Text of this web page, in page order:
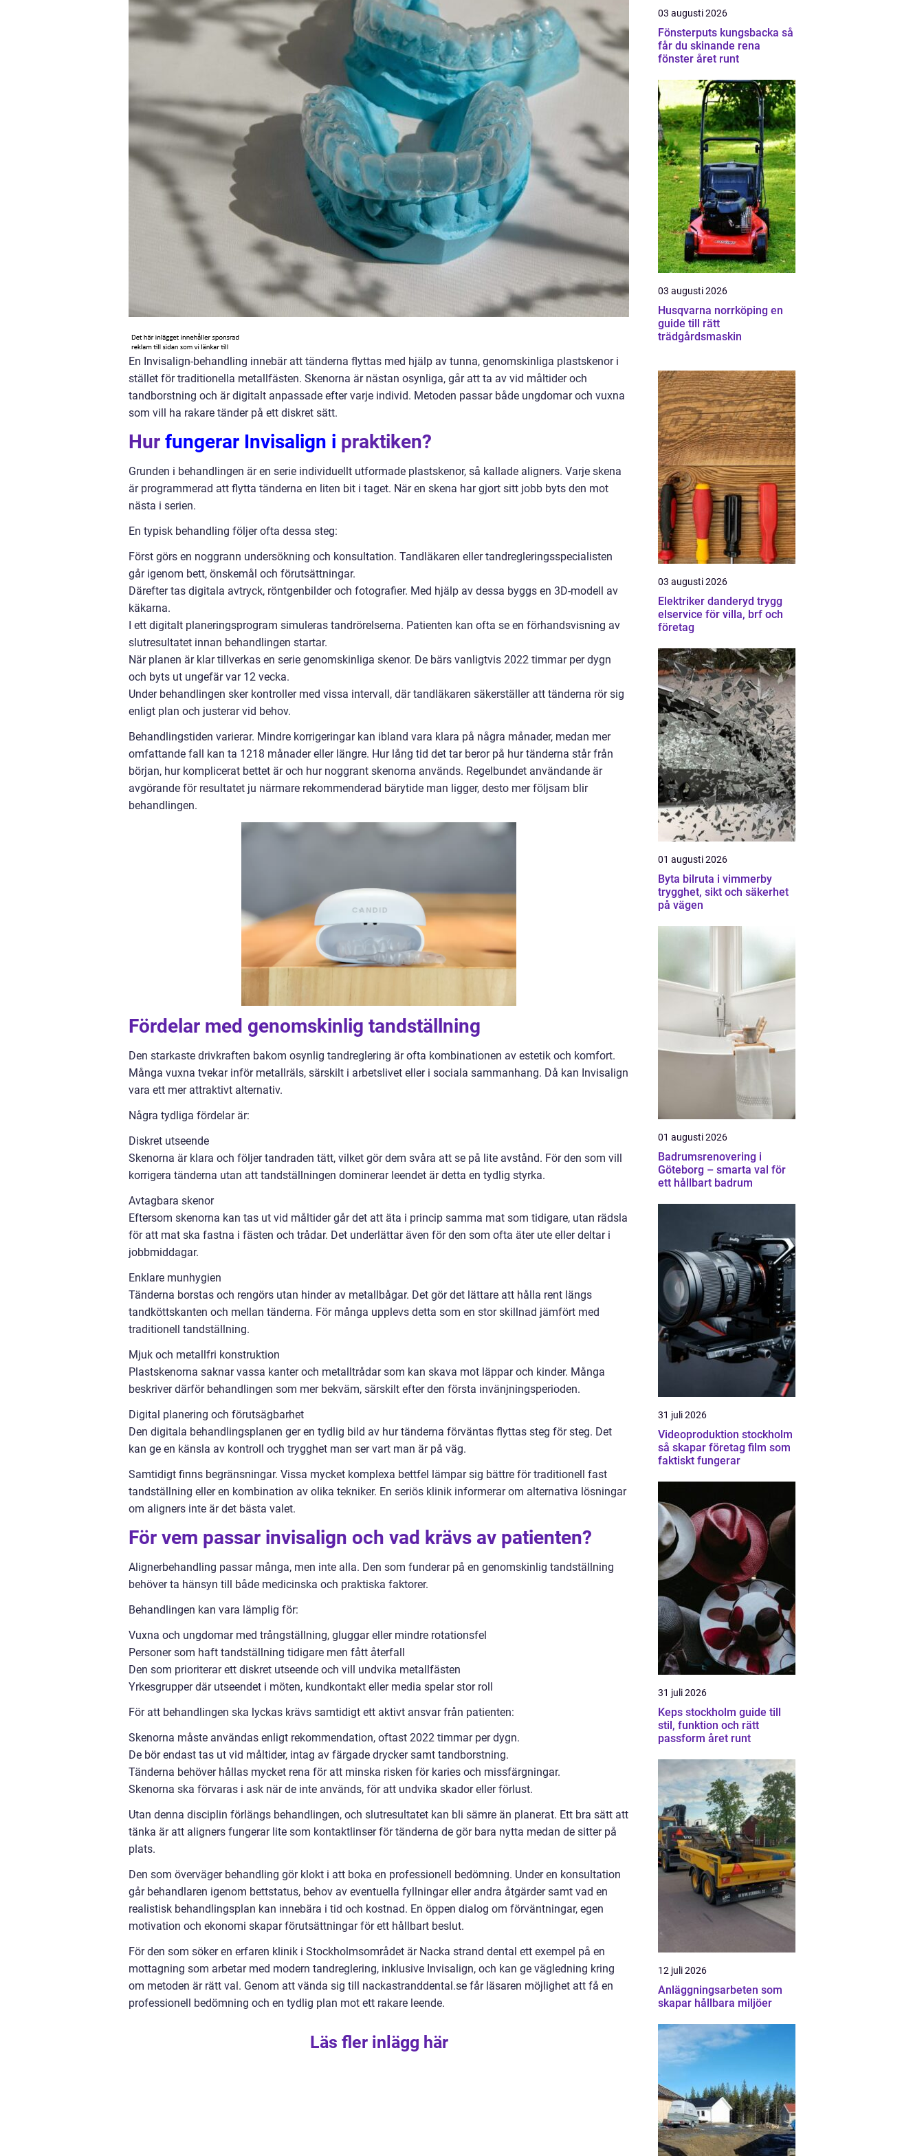
En Invisalign-behandling innebär att tänderna flyttas med hjälp av tunna, genomskinliga plastskenor i
stället för traditionella metallfästen. Skenorna är nästan osynliga, går att ta av vid måltider och
tandborstning och är digitalt anpassade efter varje individ. Metoden passar både ungdomar och vuxna
som vill ha rakare tänder på ett diskret sätt.
Hur fungerar Invisalign i praktiken?
Grunden i behandlingen är en serie individuellt utformade plastskenor, så kallade aligners. Varje skena
är programmerad att flytta tänderna en liten bit i taget. När en skena har gjort sitt jobb byts den mot
nästa i serien.
En typisk behandling följer ofta dessa steg:
Först görs en noggrann undersökning och konsultation. Tandläkaren eller tandregleringsspecialisten
går igenom bett, önskemål och förutsättningar.
Därefter tas digitala avtryck, röntgenbilder och fotografier. Med hjälp av dessa byggs en 3D-modell av
käkarna.
I ett digitalt planeringsprogram simuleras tandrörelserna. Patienten kan ofta se en förhandsvisning av
slutresultatet innan behandlingen startar.
När planen är klar tillverkas en serie genomskinliga skenor. De bärs vanligtvis 2022 timmar per dygn
och byts ut ungefär var 12 vecka.
Under behandlingen sker kontroller med vissa intervall, där tandläkaren säkerställer att tänderna rör sig
enligt plan och justerar vid behov.
Behandlingstiden varierar. Mindre korrigeringar kan ibland vara klara på några månader, medan mer
omfattande fall kan ta 1218 månader eller längre. Hur lång tid det tar beror på hur tänderna står från
början, hur komplicerat bettet är och hur noggrant skenorna används. Regelbundet användande är
avgörande för resultatet ju närmare rekommenderad bärytide man ligger, desto mer följsam blir
behandlingen.
Fördelar med genomskinlig tandställning
Den starkaste drivkraften bakom osynlig tandreglering är ofta kombinationen av estetik och komfort.
Många vuxna tvekar inför metallräls, särskilt i arbetslivet eller i sociala sammanhang. Då kan Invisalign
vara ett mer attraktivt alternativ.
Några tydliga fördelar är:
Diskret utseende
Skenorna är klara och följer tandraden tätt, vilket gör dem svåra att se på lite avstånd. För den som vill
korrigera tänderna utan att tandställningen dominerar leendet är detta en tydlig styrka.
Avtagbara skenor
Eftersom skenorna kan tas ut vid måltider går det att äta i princip samma mat som tidigare, utan rädsla
för att mat ska fastna i fästen och trådar. Det underlättar även för den som ofta äter ute eller deltar i
jobbmiddagar.
Enklare munhygien
Tänderna borstas och rengörs utan hinder av metallbågar. Det gör det lättare att hålla rent längs
tandköttskanten och mellan tänderna. För många upplevs detta som en stor skillnad jämfört med
traditionell tandställning.
Mjuk och metallfri konstruktion
Plastskenorna saknar vassa kanter och metalltrådar som kan skava mot läppar och kinder. Många
beskriver därför behandlingen som mer bekväm, särskilt efter den första invänjningsperioden.
Digital planering och förutsägbarhet
Den digitala behandlingsplanen ger en tydlig bild av hur tänderna förväntas flyttas steg för steg. Det
kan ge en känsla av kontroll och trygghet man ser vart man är på väg.
Samtidigt finns begränsningar. Vissa mycket komplexa bettfel lämpar sig bättre för traditionell fast
tandställning eller en kombination av olika tekniker. En seriös klinik informerar om alternativa lösningar
om aligners inte är det bästa valet.
För vem passar invisalign och vad krävs av patienten?
Alignerbehandling passar många, men inte alla. Den som funderar på en genomskinlig tandställning
behöver ta hänsyn till både medicinska och praktiska faktorer.
Behandlingen kan vara lämplig för:
Vuxna och ungdomar med trångställning, gluggar eller mindre rotationsfel
Personer som haft tandställning tidigare men fått återfall
Den som prioriterar ett diskret utseende och vill undvika metallfästen
Yrkesgrupper där utseendet i möten, kundkontakt eller media spelar stor roll
För att behandlingen ska lyckas krävs samtidigt ett aktivt ansvar från patienten:
Skenorna måste användas enligt rekommendation, oftast 2022 timmar per dygn.
De bör endast tas ut vid måltider, intag av färgade drycker samt tandborstning.
Tänderna behöver hållas mycket rena för att minska risken för karies och missfärgningar.
Skenorna ska förvaras i ask när de inte används, för att undvika skador eller förlust.
Utan denna disciplin förlängs behandlingen, och slutresultatet kan bli sämre än planerat. Ett bra sätt att
tänka är att aligners fungerar lite som kontaktlinser för tänderna de gör bara nytta medan de sitter på
plats.
Den som överväger behandling gör klokt i att boka en professionell bedömning. Under en konsultation
går behandlaren igenom bettstatus, behov av eventuella fyllningar eller andra åtgärder samt vad en
realistisk behandlingsplan kan innebära i tid och kostnad. En öppen dialog om förväntningar, egen
motivation och ekonomi skapar förutsättningar för ett hållbart beslut.
För den som söker en erfaren klinik i Stockholmsområdet är Nacka strand dental ett exempel på en
mottagning som arbetar med modern tandreglering, inklusive Invisalign, och kan ge vägledning kring
om metoden är rätt val. Genom att vända sig till nackastranddental.se får läsaren möjlighet att få en
professionell bedömning och en tydlig plan mot ett rakare leende.
Läs fler inlägg här
03 augusti 2026
Fönsterputs kungsbacka så
får du skinande rena
fönster året runt
03 augusti 2026
Husqvarna norrköping en
guide till rätt
trädgårdsmaskin
03 augusti 2026
Elektriker danderyd trygg
elservice för villa, brf och
företag
01 augusti 2026
Byta bilruta i vimmerby
trygghet, sikt och säkerhet
på vägen
01 augusti 2026
Badrumsrenovering i
Göteborg – smarta val för
ett hållbart badrum
31 juli 2026
Videoproduktion stockholm
så skapar företag film som
faktiskt fungerar
31 juli 2026
Keps stockholm guide till
stil, funktion och rätt
passform året runt
12 juli 2026
Anläggningsarbeten som
skapar hållbara miljöer